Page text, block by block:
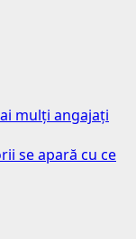
mulți angajați
se apară cu ce